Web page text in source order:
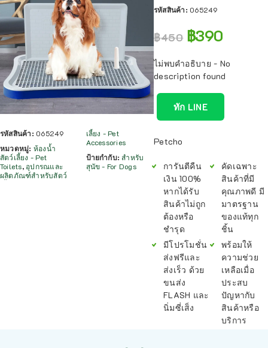
รหัสสินค้า: 065249
หมวดหมู่: ห้องน้ำ
สัตว์เลี้ยง - Pet
Toilets, อุปกรณและ
ผลิตภัณฑ์สำหรับสัตว์
เลี้ยง - Pet
Accessories
ป้ายกำกับ:สำหรับ
สุนัข - For Dogs
รหัสสินค้า: 065249
฿450 ฿390
ไม่พบคำอธิบาย - No
description found
ทัก LINE
Petcho
การันตีคืน
เงิน 100%
หากได้รับ
สินค้าไม่ถูก
ต้องหรือ
ชำรุด
มีโปรโมชั่น
ส่งฟรีและ
ส่งเร็ว ด้วย
ขนส่ง
FLASH และ
นิ่มซี่เส็ง
คัดเฉพาะ
สินค้าที่มี
คุณภาพดี มี
มาตรฐาน
ของแท้ทุก
ชิ้น
พร้อมให้
ความช่วย
เหลือเมื่อ
ประสบ
ปัญหากับ
สินค้าหรือ
บริการ